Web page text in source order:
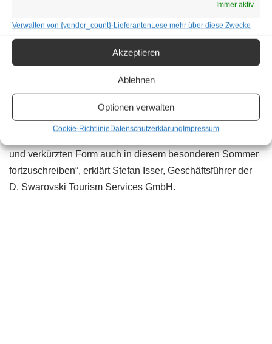
Immer aktiv
Verwalten von {vendor_count}-LieferantenLese mehr über diese Zwecke
Akzeptieren
Ablehnen
Optionen verwalten
Cookie-RichtlinieDatenschutzerklärungImpressum
Die Künstler und Artisten bringen mit „Roncalli´s Zirkuszauber“ die
Atmosphäre einer Manege in den Garten des Riesen
Oldtimer, Zirkuswagen und Schaugeschäft
Event-Team von Beginn an ausser Frage. “Wir freuen uns,
dass es gelungen ist, trotz der aktuellen Gegebenheiten
und verkürzten Form auch in diesem besonderen Sommer
fortzuschreiben“, erklärt Stefan Isser, Geschäftsführer der
D. Swarovski Tourism Services GmbH.